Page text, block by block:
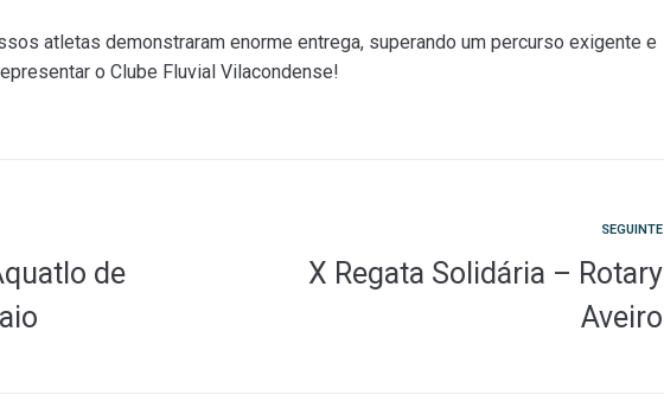
atletas demonstraram enorme entrega, superando um percurso exigente e
o Clube Fluvial Vilacondense!
de
SEGUINTE
X Regata Solidária – Rotary
Aveiro